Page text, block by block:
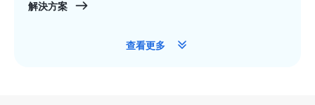
解決方案
查看更多